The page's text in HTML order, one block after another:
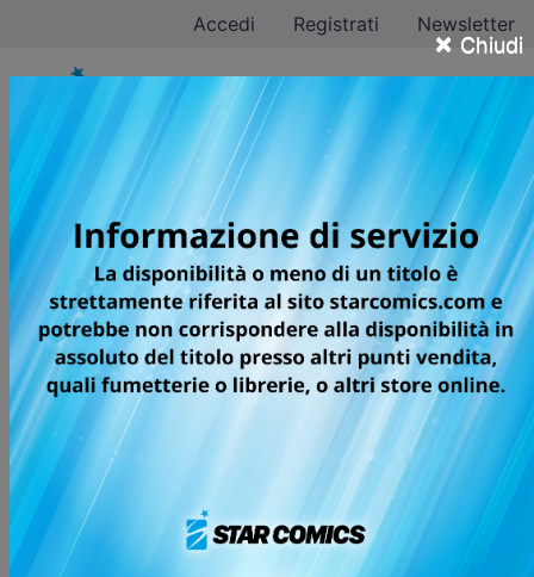
× Chiudi
Accedi Registrati Newsletter
Junji Ito
Tutti i fumetti